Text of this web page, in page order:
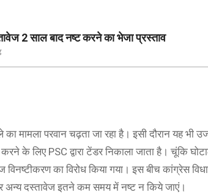
2 साल बाद नष्ट करने का भेजा प्रस्ताव
मामला परवान चढ़ता जा रहा है। इसी दौरान यह भी
के लिए PSC द्वारा टेंडर निकाला जाता है। चूंकि
विनष्टीकरण का विरोध किया गया। इस बीच कांग्रेस
अन्य दस्तावेज इतने कम समय में नष्ट न किये जाएं।